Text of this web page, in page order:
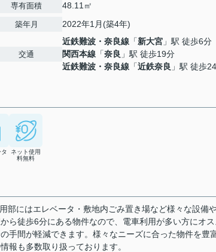
専有面積 48.11㎡
築年月 2022年1月(築4年)
交通
近鉄難波・奈良線 「新大宮 」駅 徒歩6分
関西本線 「奈良 」駅 徒歩19分
近鉄難波・奈良線 「近鉄奈良 」駅 徒歩
ネット使用
料無料
部にはエレベータ・敷地内ごみ置き場など様々な設備
ら徒歩6分にある物件なので、電車利用が多い方にオス
手間が軽減できます。様々なニーズに合った物件を豊
報も多数取り扱っております。